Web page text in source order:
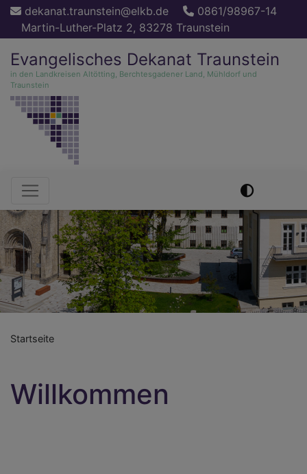
Direkt
Inhalt
dekanat.traunstein@elkb.de
0861/98967-14
Martin-Luther-Platz 2, 83278 Traunstein
Evangelisches Dekanat Traunstein
in den Landkreisen Altötting, Berchtesgadener Land, Mühldorf und
Traunstein
Hauptnavigation
Startseite
Willkommen